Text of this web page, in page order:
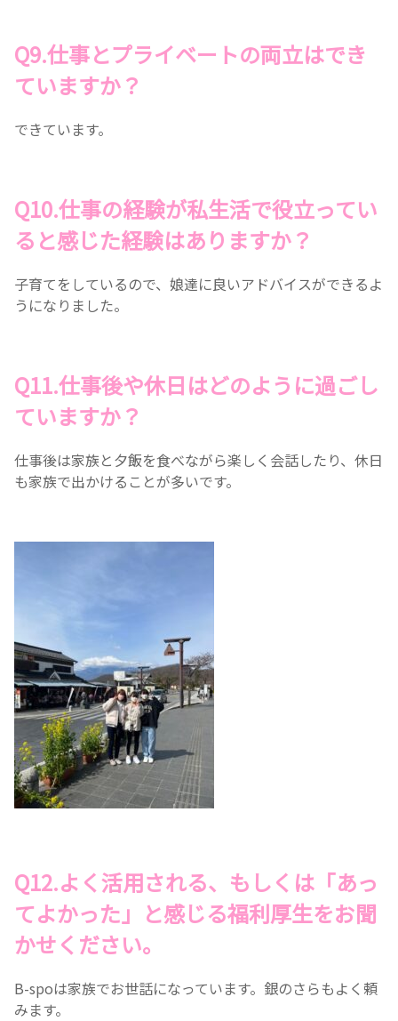
Q9.仕事とプライベートの両立はでき
ていますか？
できています。
Q10.仕事の経験が私生活で役立ってい
ると感じた経験はありますか？
子育てをしているので、娘達に良いアドバイスができるよ
うになりました。
Q11.仕事後や休日はどのように過ごし
ていますか？
仕事後は家族と夕飯を食べながら楽しく会話したり、休日
も家族で出かけることが多いです。
Q12.よく活用される、もしくは「あっ
てよかった」と感じる福利厚生をお聞
かせください。
B-spoは家族でお世話になっています。銀のさらもよく頼
みます。